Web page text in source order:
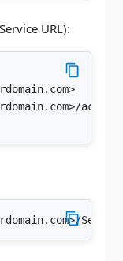
URL):
acs